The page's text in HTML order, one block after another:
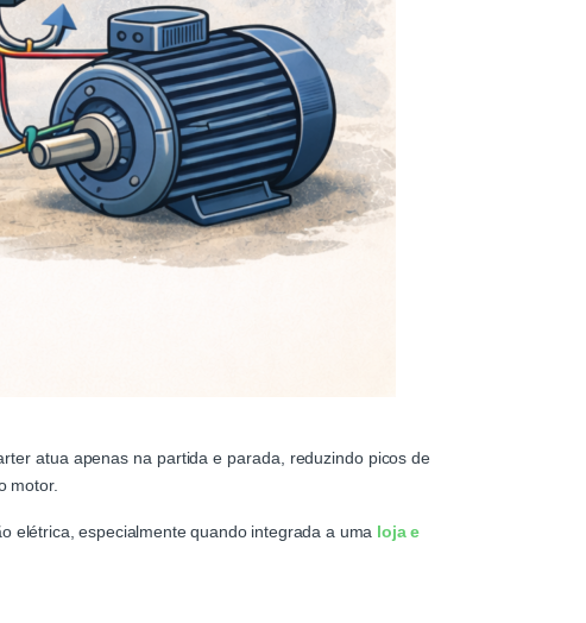
atua apenas na partida e parada, reduzindo picos de
motor.
elétrica, especialmente quando integrada a uma loja e